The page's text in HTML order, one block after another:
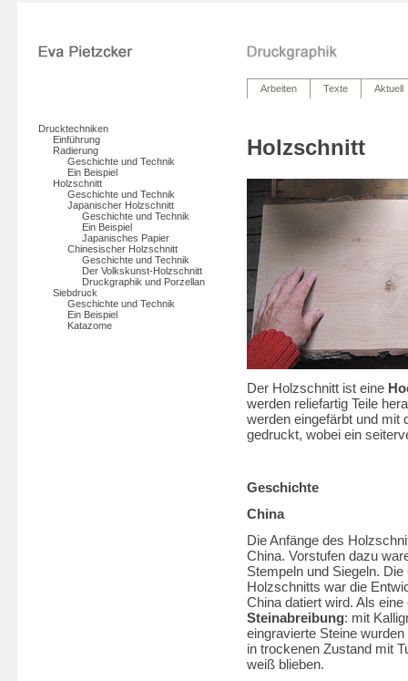
Arbeiten Texte Aktuell
Drucktechniken
Einführung
Radierung
Geschichte und Technik
Ein Beispiel
Holzschnitt
Geschichte und Technik
Japanischer Holzschnitt
Geschichte und Technik
Ein Beispiel
Japanisches Papier
Chinesischer Holzschnitt
Geschichte und Technik
Der Volkskunst-Holzschnitt
Druckgraphik und Porzellan
Siebdruck
Geschichte und Technik
Ein Beispiel
Katazome
Holzschnitt
Der Holzschnitt ist eine
werden reliefartig Teile
werden eingefärbt und mit
gedruckt, wobei ein
Geschichte
China
Die Anfänge des
China. Vorstufen dazu
Stempeln und Siegeln.
Holzschnitts war die
China datiert wird. Als
Steinabreibung: mit
eingravierte Steine
in trockenen Zustand mit
weiß blieben.